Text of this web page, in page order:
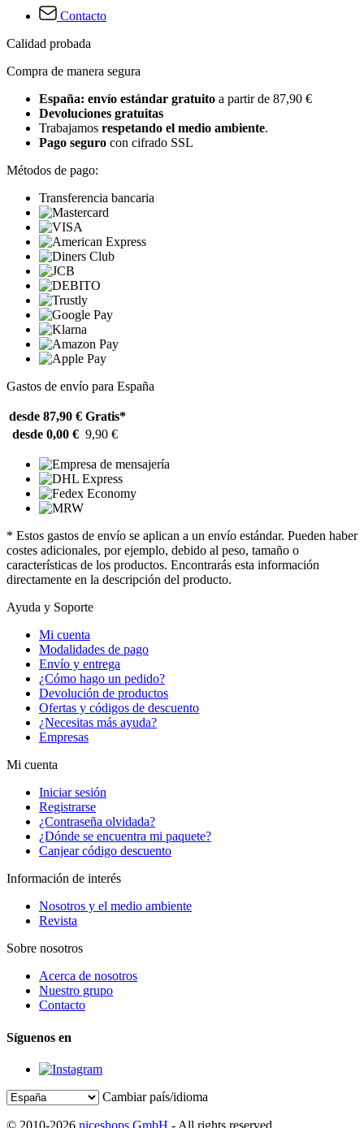
Contacto
Calidad probada
Compra de manera segura
España: envío estándar gratuito a partir de 87,90 €
Devoluciones gratuitas
Trabajamos respetando el medio ambiente.
Pago seguro con cifrado SSL
Métodos de pago:
Transferencia bancaria
Gastos de envío para España
desde 87,90 € Gratis*
desde 0,00 € 9,90 €
* Estos gastos de envío se aplican a un envío estándar. Pueden haber
costes adicionales, por ejemplo, debido al peso, tamaño o
características de los productos. Encontrarás esta información
directamente en la descripción del producto.
Ayuda y Soporte
Mi cuenta
Modalidades de pago
Envío y entrega
¿Cómo hago un pedido?
Devolución de productos
Ofertas y códigos de descuento
¿Necesitas más ayuda?
Empresas
Mi cuenta
Iniciar sesión
Registrarse
¿Contraseña olvidada?
¿Dónde se encuentra mi paquete?
Canjear código descuento
Información de interés
Nosotros y el medio ambiente
Revista
Sobre nosotros
Acerca de nosotros
Nuestro grupo
Contacto
Síguenos en
Cambiar país/idioma
© 2010-2026 niceshops GmbH - All rights reserved.